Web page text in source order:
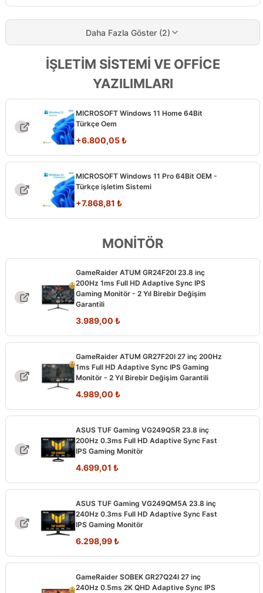
Daha Fazla Göster (2)
İŞLETİM SİSTEMİ VE OFFİCE
YAZILIMLARI
MICROSOFT Windows 11 Home 64Bit
Türkçe Oem
+6.800,05₺
MICROSOFT Windows 11 Pro 64Bit OEM -
Türkçe işletim Sistemi
+7.868,81 ₺
MONİTÖR
GameRaider ATUM GR24F20I 23.8 inç
200Hz 1ms Full HD Adaptive Sync IPS
Gaming Monitör - 2 Yıl Birebir Değişim
Garantili
3.989,00 ₺
GameRaider ATUM GR27F20I 27 inç 200Hz
1ms Full HD Adaptive Sync IPS Gaming
Monitör - 2 Yıl Birebir Değişim Garantili
4.989,00 ₺
ASUS TUF Gaming VG249Q5R 23.8 inç
200Hz 0.3ms Full HD Adaptive Sync Fast
IPS Gaming Monitör
Orijinal
5.399,00 ₺.
4.699,01 ₺Şu
fiyat:
4.699,01 ₺.
ASUS TUF Gaming VG249QM5A 23.8 inç
240Hz 0.3ms Full HD Adaptive Sync Fast
IPS Gaming Monitör
Orijinal
7.099,00 ₺.
6.298,99₺Şu
fiyat:
6.298,99 ₺.
GameRaider SOBEK GR27Q24I 27 inç
240Hz 0.5ms 2K QHD Adaptive Sync IPS